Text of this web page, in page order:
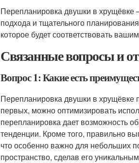
Перепланировка двушки в
подхода и тщательного
которое будет соответствовать
Связанные вопросы и
Вопрос 1: Какие есть
Перепланировка двушки в хрущёвке
первых, можно оптимизировать
перепланировка дает возможность
тенденции. Кроме того, правильно
что особенно важно для небольших
пространство, сделав его